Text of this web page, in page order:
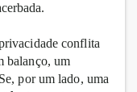
conflita
balanço, um
por um lado, uma